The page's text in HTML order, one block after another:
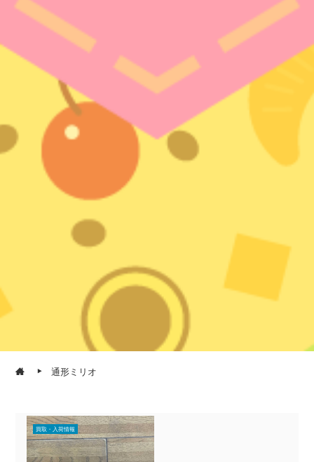
通形ミリオ
買取・入荷情報